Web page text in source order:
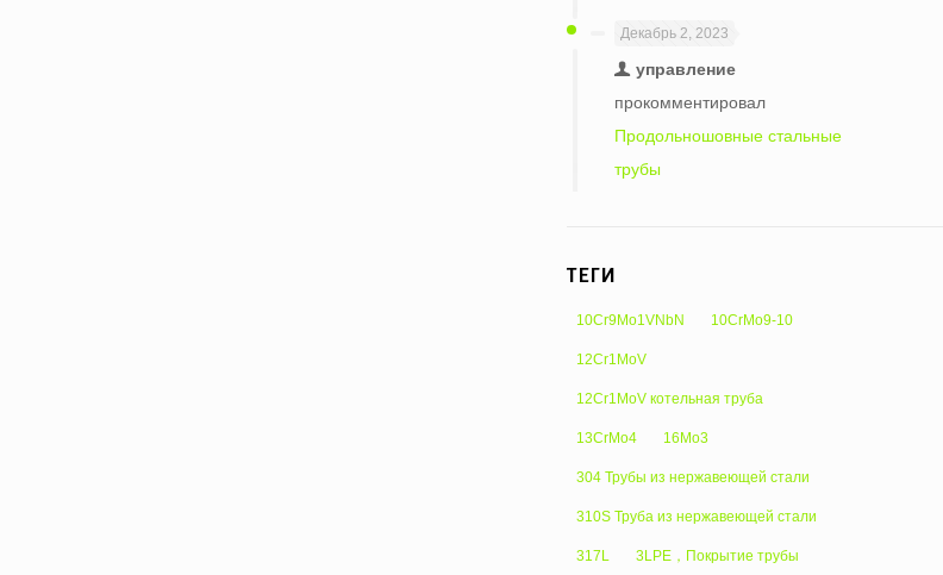
Декабрь 2, 2023
управление
прокомментировал
Продольношовные стальные
трубы
ТЕГИ
10Cr9Mo1VNbN 10CrMo9-10
12Cr1MoV
12Cr1MoV котельная труба
13CrMo4 16Mo3
304 Трубы из нержавеющей стали
310S Труба из нержавеющей стали
317L 3LPE，Покрытие трубы